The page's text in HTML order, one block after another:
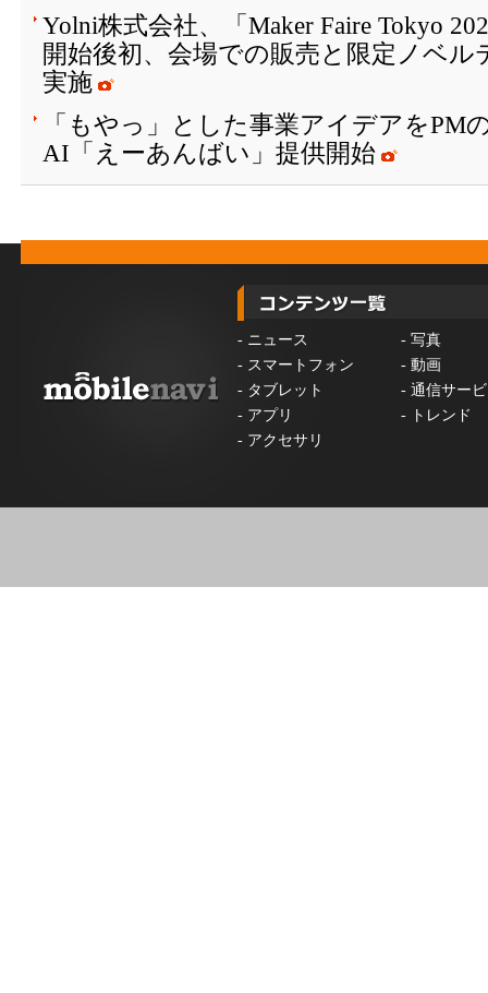
Yolni株式会社、「Maker Faire Tokyo
開始後初、会場での販売と限定ノベ
実施
「もやっ」とした事業アイデアをPM
AI「えーあんばい」提供開始
- ニュース - 写真
- スマートフォン - 動画
- タブレット - 通信サー
- アプリ -
トレンド
- アクセサリ